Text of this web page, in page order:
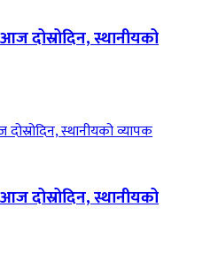
दोस्रोदिन, स्थानीयको
दोस्रोदिन, स्थानीयको